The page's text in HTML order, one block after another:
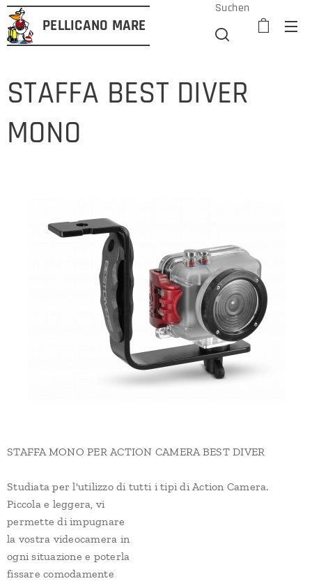
PELLICANO MARE
Suchen
STAFFA BEST DIVER
MONO
STAFFA MONO PER ACTION CAMERA BEST DIVER
Studiata per l'utilizzo di tutti i tipi di Action Camera.
Piccola e leggera, vi
permette di impugnare
la vostra videocamera in
ogni situazione e poterla
fissare comodamente